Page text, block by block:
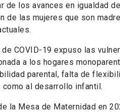
de los avances en igualdad
de las mujeres que son
de COVID-19 expuso las
a los hogares
parental, falta de
como al desarrollo infantil.
la Mesa de Maternidad en